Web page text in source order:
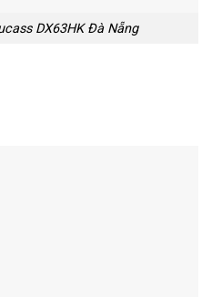
DX63HK Đà Nẵng